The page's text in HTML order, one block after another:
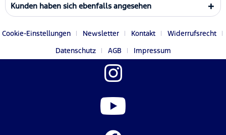
Kunden haben sich ebenfalls angesehen
Cookie-Einstellungen Newsletter Kontakt
Widerrufsrecht
Datenschutz
AGB Impressum